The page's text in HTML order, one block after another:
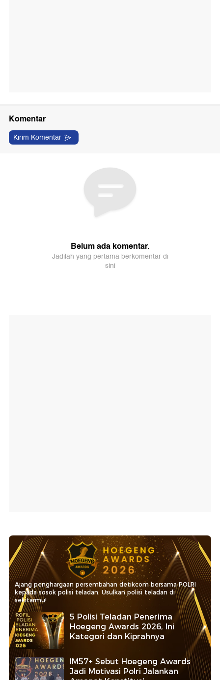
Ajang penghargaan persembahan detikcom bersama POLRI
kepada sosok polisi teladan. Usulkan polisi teladan di
sekitarmu!
5 Polisi Teladan Penerima
Hoegeng Awards 2026, Ini
Kategori dan Kiprahnya
IM57+ Sebut Hoegeng Awards
Jadi Motivasi Polri Jalankan